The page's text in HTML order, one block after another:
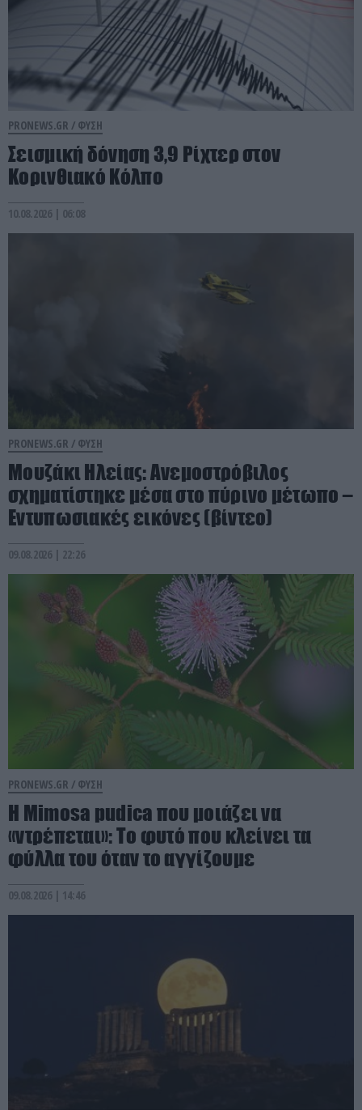
PRONEWS.GR / ΦΥΣΗ
Σεισμική δόνηση 3,9 Ρίχτερ στον
Κορινθιακό Κόλπο
10.08.2026 | 06:08
PRONEWS.GR / ΦΥΣΗ
Μουζάκι Ηλείας: Ανεμοστρόβιλος
σχηματίστηκε μέσα στο πύρινο μέτωπο –
Εντυπωσιακές εικόνες (βίντεο)
09.08.2026 | 22:26
PRONEWS.GR / ΦΥΣΗ
Η Mimosa pudica που μοιάζει να
«ντρέπεται»: Το φυτό που κλείνει τα
φύλλα του όταν το αγγίζουμε
09.08.2026 | 14:46